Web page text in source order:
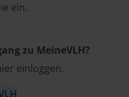
ein.
zu MeineVLH?
einloggen.